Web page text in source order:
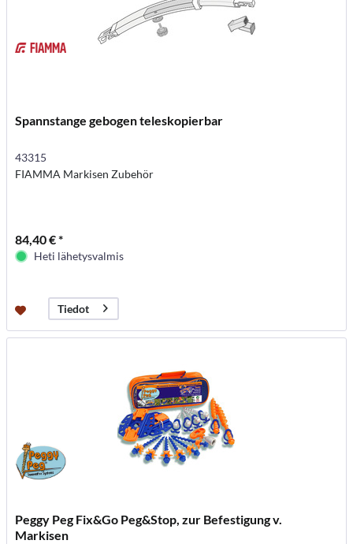
Spannstange gebogen teleskopierbar
43315
FIAMMA Markisen Zubehör
84,40 € *
Heti lähetysvalmis
Tiedot
Peggy Peg Fix&Go Peg&Stop, zur Befestigung v.
Markisen